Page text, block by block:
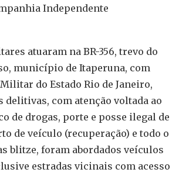
Independente
atuaram na BR-356, trevo do
município de Itaperuna, com
do Estado Rio de Janeiro,
delitivas, com atenção voltada ao
de drogas, porte e posse ilegal de
de veículo (recuperação) e todo o
blitze, foram abordados veículos
estradas vicinais com acesso